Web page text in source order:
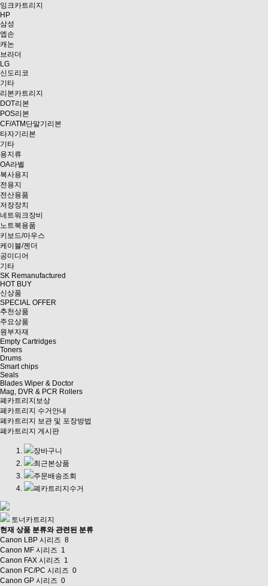
잉크카트리지
HP
삼성
엡손
캐논
브라더
LG
신도리코
기타
리본카트리지
DOT리본
POS리본
CF/ATM단말기리본
타자기리본
기타
용지류
OA라벨
복사용지
전용지
전산용품
저장장치
네트워크장비
노트북용품
키보드/마우스
케이블/젠더
공미디어
기타
SK Remanufactured
HOT BUY
신상품
SPECIAL OFFER
추천상품
주요상품
원부자재
Empty Cartridges
Toners
Drums
Smart chips
Seals
Blades Wiper & Doctor
Mag, DVR & PCR Rollers
폐카트리지보상
폐카트리지 수거안내
폐카트리지 보관 및 포장방법
폐카트리지 게시판
장바구니
최근본상품
주문배송조회
폐카트리지수거
토너카트리지
현재 상품 분류와 관련된 분류
Canon LBP 시리즈 8
Canon MF 시리즈 1
Canon FAX 시리즈 1
Canon FC/PC 시리즈 0
Canon GP 시리즈 0